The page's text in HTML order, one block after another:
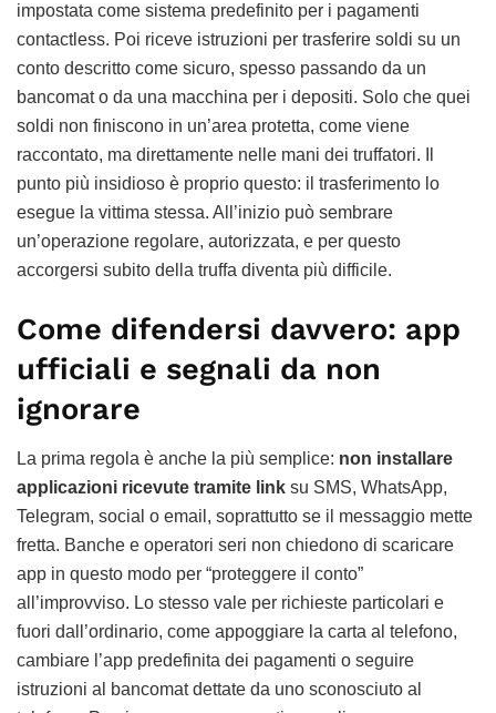
impostata come sistema predefinito per i pagamenti
contactless. Poi riceve istruzioni per trasferire soldi su un
conto descritto come sicuro, spesso passando da un
bancomat o da una macchina per i depositi. Solo che quei
soldi non finiscono in un’area protetta, come viene
raccontato, ma direttamente nelle mani dei truffatori. Il
punto più insidioso è proprio questo: il trasferimento lo
esegue la vittima stessa. All’inizio può sembrare
un’operazione regolare, autorizzata, e per questo
accorgersi subito della truffa diventa più difficile.
Come difendersi davvero: app
ufficiali e segnali da non
ignorare
La prima regola è anche la più semplice: non installare
applicazioni ricevute tramite link su SMS, WhatsApp,
Telegram, social o email, soprattutto se il messaggio mette
fretta. Banche e operatori seri non chiedono di scaricare
app in questo modo per “proteggere il conto”
all’improvviso. Lo stesso vale per richieste particolari e
fuori dall’ordinario, come appoggiare la carta al telefono,
cambiare l’app predefinita dei pagamenti o seguire
istruzioni al bancomat dettate da uno sconosciuto al